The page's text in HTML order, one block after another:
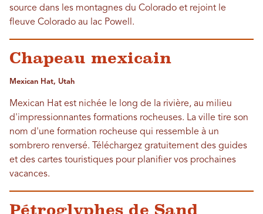
source dans les montagnes du Colorado et rejoint le
fleuve Colorado au lac Powell.
Chapeau mexicain
Mexican Hat, Utah
Mexican Hat est nichée le long de la rivière, au milieu
d'impressionnantes formations rocheuses. La ville tire son
nom d'une formation rocheuse qui ressemble à un
sombrero renversé. Téléchargez gratuitement des guides
et des cartes touristiques pour planifier vos prochaines
vacances.
Pétroglyphes de Sand